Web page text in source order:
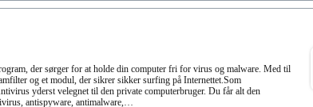
der sørger for at holde din computer fri for virus og malware. Med til
og et modul, der sikrer sikker surfing på Internettet.Som
yderst velegnet til den private computerbruger. Du får alt den
antispyware, antimalware,…